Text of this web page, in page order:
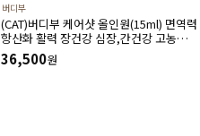
버디부
(CAT)버디부 케어샷 올인원(15ml) 면역력
항산화 활력 장건강 심장,간건강 고농축
고흡수 영양제
36,500원